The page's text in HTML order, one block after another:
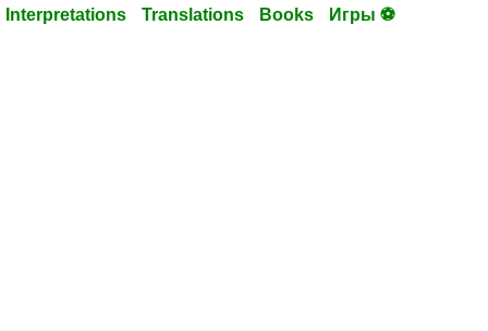
Interpretations Translations Books Игры ⚽